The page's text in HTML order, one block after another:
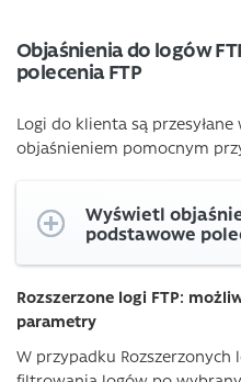
Objaśnienia do logów
polecenia FTP
Logi do klienta są przesyłane
objaśnieniem pomocnym
Wyświetl
podstawowe
Rozszerzone logi FTP:
parametry
W przypadku Rozszerzonych